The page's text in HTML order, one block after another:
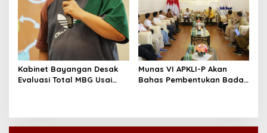
Kabinet Bayangan Desak
Evaluasi Total MBG Usai
Munas VI APKLI-P Akan
Bahas Pembentukan Badan